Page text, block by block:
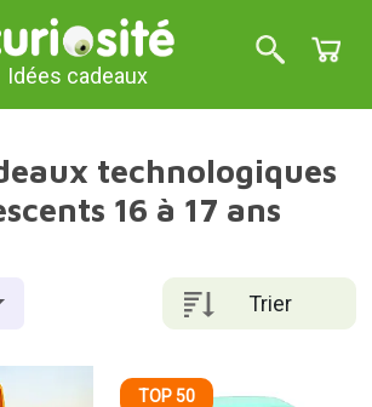
Idées cadeaux
technologiques
16 à 17 ans
Trier
TOP 50